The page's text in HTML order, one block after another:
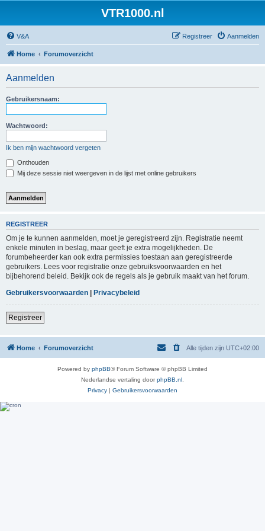
VTR1000.nl
V&A Aanmelden
Registreer
Home Forumoverzicht
Aanmelden
Gebruikersnaam:
Wachtwoord:
Ik ben mijn wachtwoord vergeten
Onthouden
Mij deze sessie niet weergeven in de lijst met online gebruikers
REGISTREER
Om je te kunnen aanmelden, moet je geregistreerd zijn. Registratie neemt
enkele minuten in beslag, maar geeft je extra mogelijkheden. De
forumbeheerder kan ook extra permissies toestaan aan geregistreerde
gebruikers. Lees voor registratie onze gebruiksvoorwaarden en het
bijbehorend beleid. Bekijk ook de regels als je gebruik maakt van het forum.
Gebruikersvoorwaarden | Privacybeleid
Registreer
Home Forumoverzicht Alle tijden zijn UTC+02:00
Powered by phpBB® Forum Software © phpBB Limited
Nederlandse vertaling doorphpBB.nl
Privacy | Gebruikersvoorwaarden